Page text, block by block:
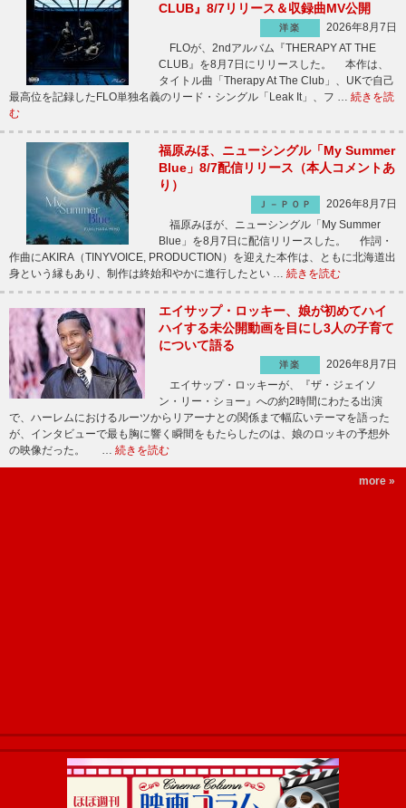
CLUB』8/7リリース＆収録曲MV公開
洋楽
2026年8月7日
FLOが、2ndアルバム『THERAPY AT THE
CLUB』を8月7日にリリースした。 本作は、
タイトル曲「Therapy At The Club」、UKで自己
最高位を記録したFLO単独名義のリード・シングル「Leak It」、フ … 続きを読
む
福原みほ、ニューシングル「My Summer
Blue」8/7配信リリース（本人コメントあ
り）
Ｊ－ＰＯＰ
2026年8月7日
福原みほが、ニューシングル「My Summer
Blue」を8月7日に配信リリースした。 作詞・
作曲にAKIRA（TINYVOICE, PRODUCTION）を迎えた本作は、ともに北海道出
身という縁もあり、制作は終始和やかに進行したとい … 続きを読む
エイサップ・ロッキー、娘が初めてハイ
ハイする未公開動画を目にし3人の子育て
について語る
洋楽
2026年8月7日
エイサップ・ロッキーが、『ザ・ジェイソ
ン・リー・ショー』への約2時間にわたる出演
で、ハーレムにおけるルーツからリアーナとの関係まで幅広いテーマを語った
が、インタビューで最も胸に響く瞬間をもたらしたのは、娘のロッキの予想外
の映像だった。 … 続きを読む
more »